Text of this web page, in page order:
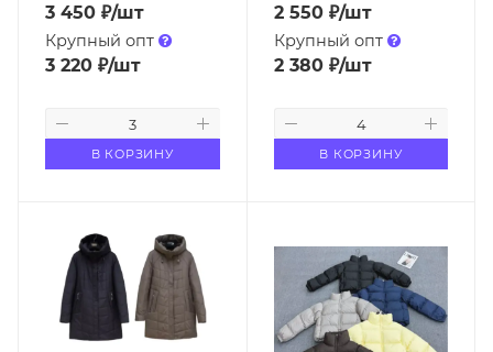
3 450 ₽/шт
Крупный опт
3 220 ₽/шт
В КОРЗИНУ
2 550₽/шт
Крупный опт
2 380₽/шт
В КОРЗИНУ